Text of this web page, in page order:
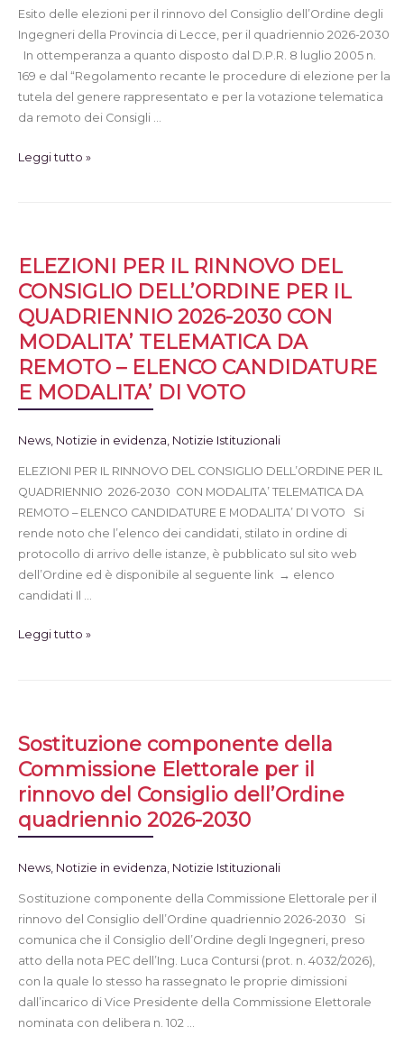
Esito delle elezioni per il rinnovo del Consiglio dell’Ordine degli
Ingegneri della Provincia di Lecce, per il quadriennio 2026-2030
In ottemperanza a quanto disposto dal D.P.R. 8 luglio 2005 n.
169 e dal “Regolamento recante le procedure di elezione per la
tutela del genere rappresentato e per la votazione telematica
da remoto dei Consigli …
Leggi tutto »
ELEZIONI PER IL RINNOVO DEL
CONSIGLIO DELL’ORDINE PER IL
QUADRIENNIO 2026-2030 CON
MODALITA’ TELEMATICA DA
REMOTO – ELENCO CANDIDATURE
E MODALITA’ DI VOTO
News, Notizie in evidenza, Notizie Istituzionali
ELEZIONI PER IL RINNOVO DEL CONSIGLIO DELL’ORDINE PER IL
QUADRIENNIO 2026-2030 CON MODALITA’ TELEMATICA DA
REMOTO – ELENCO CANDIDATURE E MODALITA’ DI VOTO Si
rende noto che l’elenco dei candidati, stilato in ordine di
protocollo di arrivo delle istanze, è pubblicato sul sito web
dell’Ordine ed è disponibile al seguente link → elenco
candidati Il …
Leggi tutto »
Sostituzione componente della
Commissione Elettorale per il
rinnovo del Consiglio dell’Ordine
quadriennio 2026-2030
News, Notizie in evidenza, Notizie Istituzionali
Sostituzione componente della Commissione Elettorale per il
rinnovo del Consiglio dell’Ordine quadriennio 2026-2030 Si
comunica che il Consiglio dell’Ordine degli Ingegneri, preso
atto della nota PEC dell’Ing. Luca Contursi (prot. n. 4032/2026),
con la quale lo stesso ha rassegnato le proprie dimissioni
dall’incarico di Vice Presidente della Commissione Elettorale
nominata con delibera n. 102 …